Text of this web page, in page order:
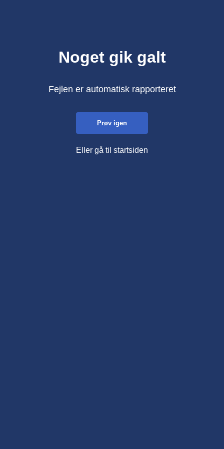
Noget gik galt
Fejlen er automatisk rapporteret
Prøv igen
Eller gå til startsiden